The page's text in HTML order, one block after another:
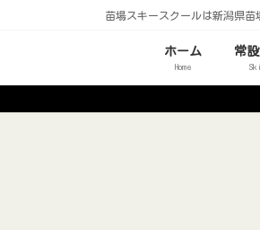
苗場スキースクールは新潟県
ホーム
Home
常